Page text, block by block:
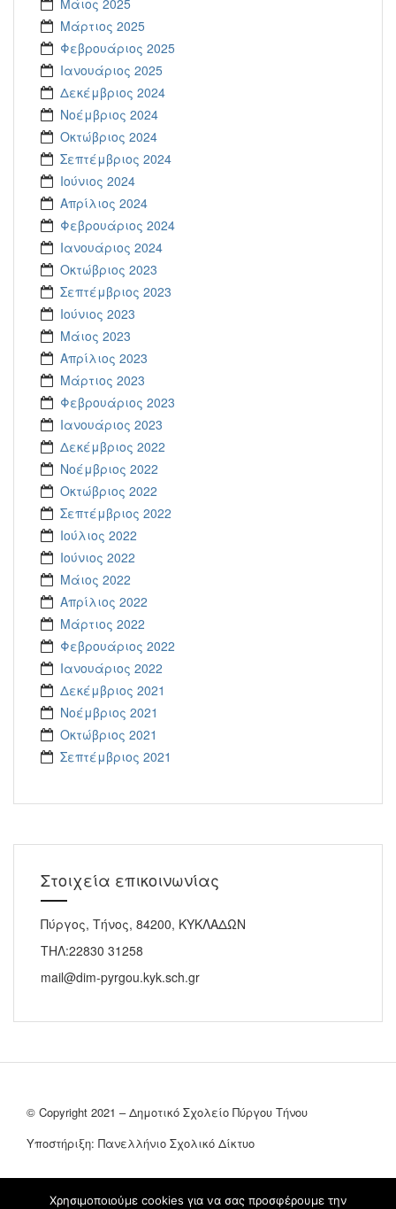
Μάιος 2025
Μάρτιος 2025
Φεβρουάριος 2025
Ιανουάριος 2025
Δεκέμβριος 2024
Νοέμβριος 2024
Οκτώβριος 2024
Σεπτέμβριος 2024
Ιούνιος 2024
Απρίλιος 2024
Φεβρουάριος 2024
Ιανουάριος 2024
Οκτώβριος 2023
Σεπτέμβριος 2023
Ιούνιος 2023
Μάιος 2023
Απρίλιος 2023
Μάρτιος 2023
Φεβρουάριος 2023
Ιανουάριος 2023
Δεκέμβριος 2022
Νοέμβριος 2022
Οκτώβριος 2022
Σεπτέμβριος 2022
Ιούλιος 2022
Ιούνιος 2022
Μάιος 2022
Απρίλιος 2022
Μάρτιος 2022
Φεβρουάριος 2022
Ιανουάριος 2022
Δεκέμβριος 2021
Νοέμβριος 2021
Οκτώβριος 2021
Σεπτέμβριος 2021
Στοιχεία επικοινωνίας
Πύργος, Τήνος, 84200, ΚΥΚΛΑΔΩΝ
ΤΗΛ:22830 31258
mail@dim-pyrgou.kyk.sch.gr
© Copyright 2021 – Δημοτικό Σχολείο Πύργου Τήνου
Υποστήριξη: Πανελλήνιο Σχολικό Δίκτυο
Χρησιμοποιούμε cookies για να σας προσφέρουμε την